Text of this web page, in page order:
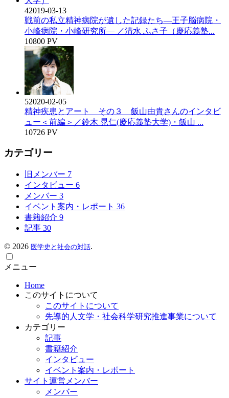
42019-03-13
戦前の私立精神病院が遺した記録たち―王子脳病院・
小峰病院・小峰研究所― ／清水 ふさ子（慶応義塾...
10800 PV
52020-02-05
精神疾患とアート その３ 飯山由貴さんのインタビ
ュー＜前編＞／鈴木 晃仁(慶応義塾大学)・飯山 ...
10726 PV
カテゴリー
旧メンバー 7
インタビュー 6
メンバー 3
イベント案内・レポート 36
書籍紹介 9
記事 30
© 2026 医学史と社会の対話.
メニュー
Home
このサイトについて
このサイトについて
先導的人文学・社会科学研究推進事業について
カテゴリー
記事
書籍紹介
インタビュー
イベント案内・レポート
サイト運営メンバー
メンバー